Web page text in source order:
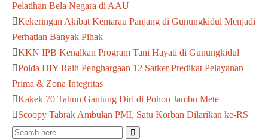
Pelatihan Bela Negara di AAU
Kekeringan Akibat Kemarau Panjang di Gunungkidul Menjadi
Perhatian Banyak Pihak
KKN IPB Kenalkan Program Tani Hayati di Gunungkidul
Polda DIY Raih Penghargaan 12 Satker Predikat Pelayanan
Prima & Zona Integritas
Kakek 70 Tahun Gantung Diri di Pohon Jambu Mete
Scoopy Tabrak Ambulan PMI, Satu Korban Dilarikan ke-RS